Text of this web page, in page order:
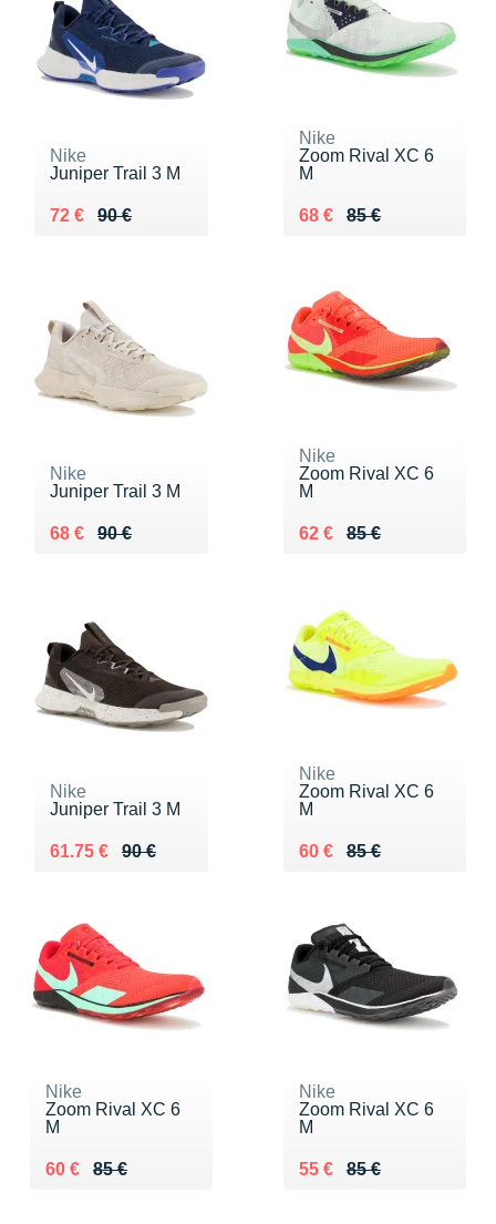
Nike
Juniper Trail 3 M
90 €
Au lieu de 90 €
72 €
Vendu 72 €
Nike
Zoom Rival XC 6
M
85 €
Au lieu de 85 €
68 €
Vendu 68 €
Nike
Juniper Trail 3 M
90 €
Au lieu de 90 €
68 €
Vendu 68 €
Nike
Zoom Rival XC 6
M
85 €
Au lieu de 85 €
62 €
Vendu 62 €
Nike
Juniper Trail 3 M
90 €
Au lieu de 90 €
61.75 €
Vendu 61.75 €
Nike
Zoom Rival XC 6
M
85 €
Au lieu de 85 €
60 €
Vendu 60 €
Nike
Zoom Rival XC 6
M
85 €
Au lieu de 85 €
60 €
Vendu 60 €
Nike
Zoom Rival XC 6
M
85 €
Au lieu de 85 €
55 €
Vendu 55 €